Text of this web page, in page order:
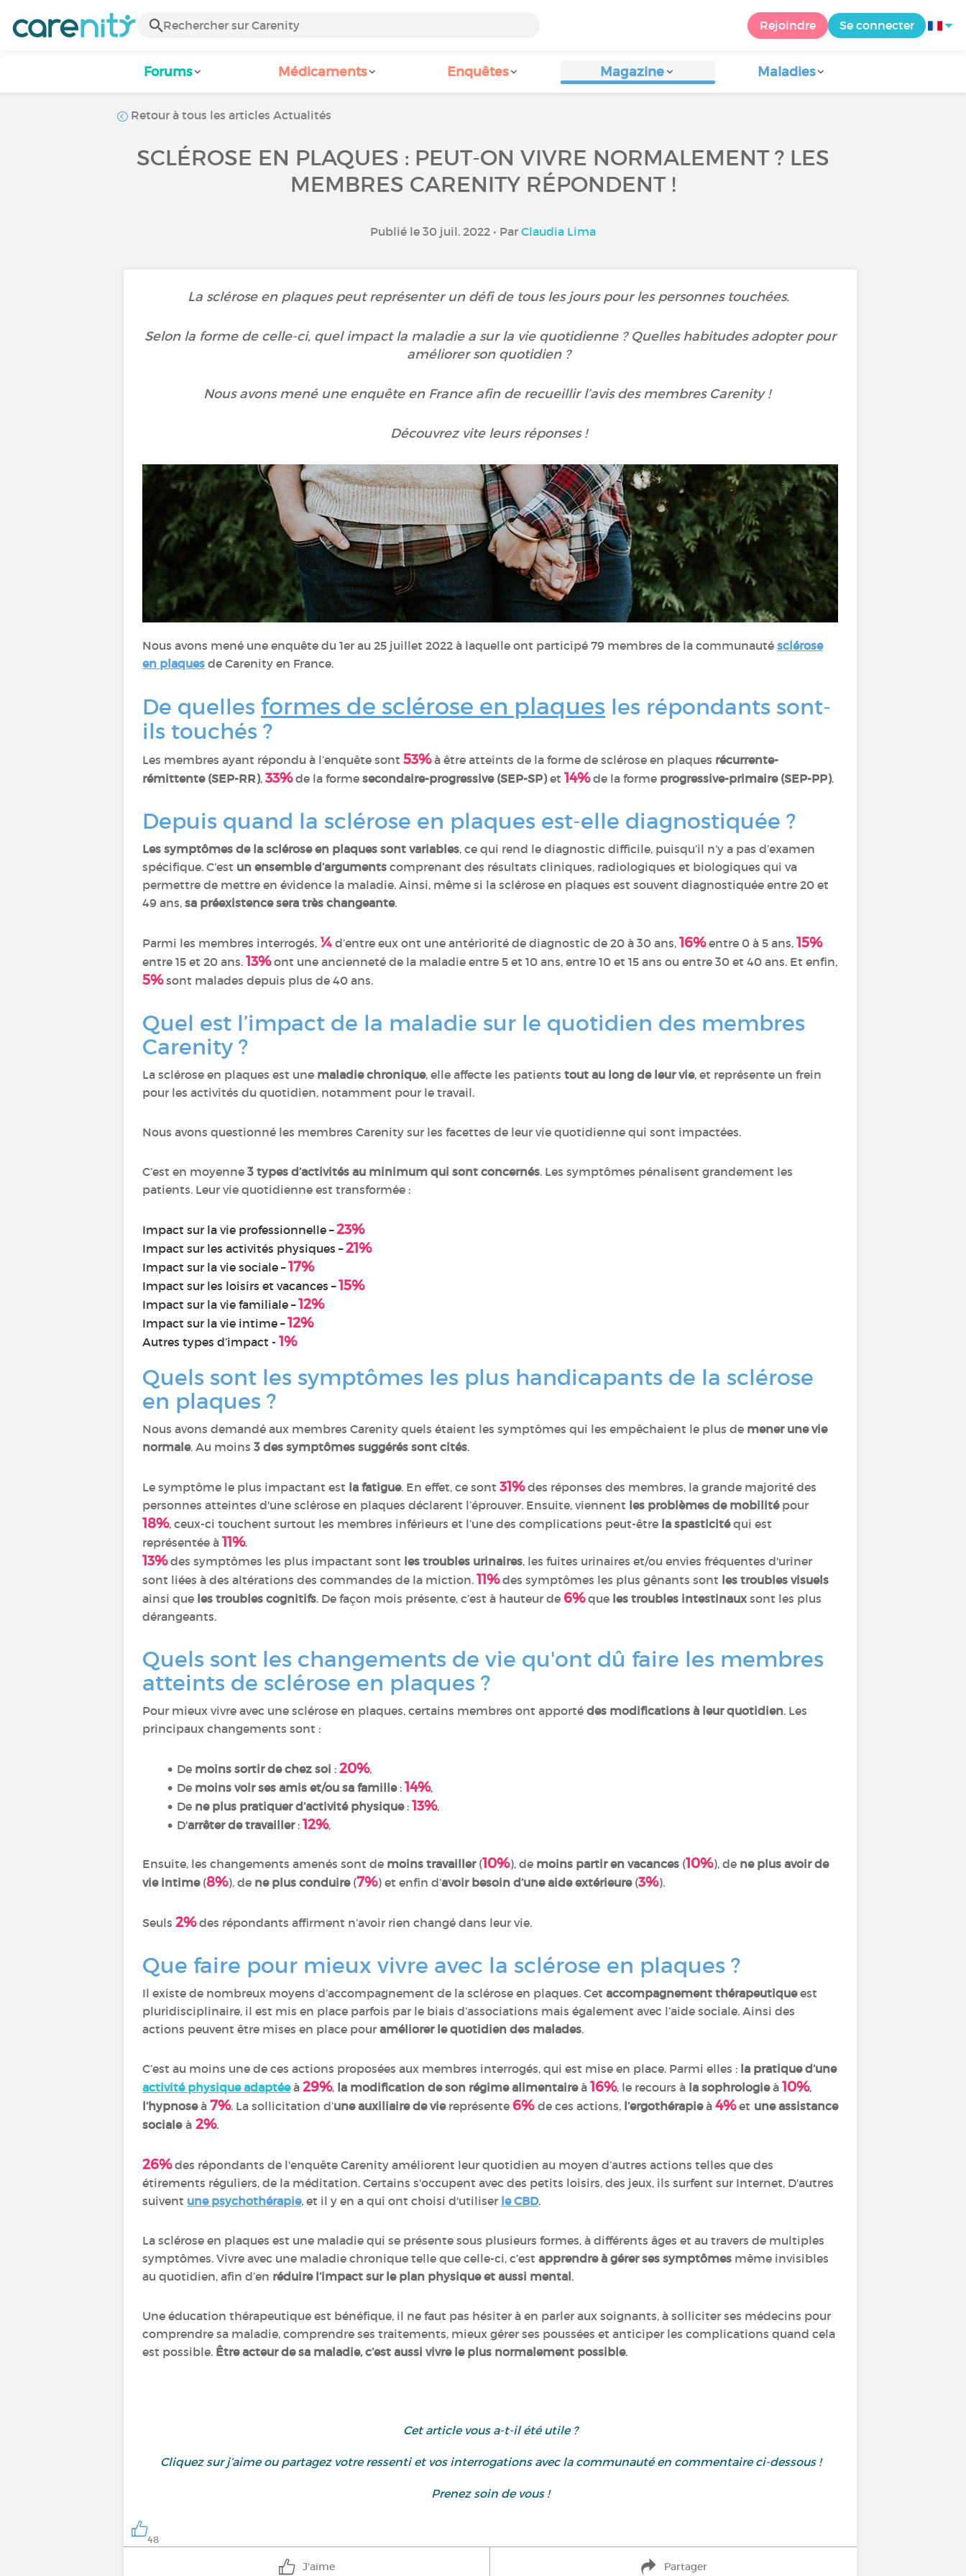
Rejoindre Se connecter
Forums Médicaments Enquêtes Magazine Maladies
Retour à tous les articles Actualités
SCLÉROSE EN PLAQUES : PEUT-ON VIVRE NORMALEMENT ? LES
MEMBRES CARENITY RÉPONDENT !
Publié le 30 juil. 2022 • Par Claudia Lima
La sclérose en plaques peut représenter un défi de tous les jours pour les personnes touchées.
Selon la forme de celle-ci, quel impact la maladie a sur la vie quotidienne ? Quelles habitudes adopter pour
améliorer son quotidien ?
Nous avons mené une enquête en France afin de recueillir l’avis des membres Carenity !
Découvrez vite leurs réponses !
Nous avons mené une enquête du 1er au 25 juillet 2022 à laquelle ont participé 79 membres de la communauté sclérose
en plaques de Carenity en France.
De quelles formes de sclérose en plaques les répondants sont-
ils touchés ?
Les membres ayant répondu à l’enquête sont 53%à être atteints de la forme de sclérose en plaques récurrente-
rémittente (SEP-RR), 33%de la forme secondaire-progressive (SEP-SP)et 14%de la forme progressive-primaire (SEP-PP).
Depuis quand la sclérose en plaques est-elle diagnostiquée ?
Les symptômes de la sclérose en plaques sont variables, ce qui rend le diagnostic difficile, puisqu’il n’y a pas d’examen
spécifique. C’est un ensemble d’arguments comprenant des résultats cliniques, radiologiques et biologiques qui va
permettre de mettre en évidence la maladie. Ainsi, même si la sclérose en plaques est souvent diagnostiquée entre 20 et
49 ans, sa préexistence sera très changeante.
Parmi les membres interrogés, ¼ d’entre eux ont une antériorité de diagnostic de 20 à 30 ans, 16%entre 0 à 5 ans, 15%
entre 15 et 20 ans. 13%ont une ancienneté de la maladie entre 5 et 10 ans, entre 10 et 15 ans ou entre 30 et 40 ans. Et enfin,
5%sont malades depuis plus de 40 ans.
Quel est l’impact de la maladie sur le quotidien des membres
Carenity ?
La sclérose en plaques est une maladie chronique, elle affecte les patients tout au long de leur vie, et représente un frein
pour les activités du quotidien, notamment pour le travail.
Nous avons questionné les membres Carenity sur les facettes de leur vie quotidienne qui sont impactées.
C’est en moyenne 3 types d’activités au minimum qui sont concernés. Les symptômes pénalisent grandement les
patients. Leur vie quotidienne est transformée :
Impact sur la vie professionnelle –23%
Impact sur les activités physiques –21%
Impact sur la vie sociale –17%
Impact sur les loisirs et vacances –15%
Impact sur la vie familiale –12%
Impact sur la vie intime –12%
Autres types d’impact - 1%
Quels sont les symptômes les plus handicapants de la sclérose
en plaques ?
Nous avons demandé aux membres Carenity quels étaient les symptômes qui les empêchaient le plus de mener une vie
normale. Au moins 3 des symptômes suggérés sont cités.
Le symptôme le plus impactant est la fatigue. En effet, ce sont 31%des réponses des membres, la grande majorité des
personnes atteintes d'une sclérose en plaques déclarent l’éprouver. Ensuite, viennent les problèmes de mobilitépour
18%, ceux-ci touchent surtout les membres inférieurs et l’une des complications peut-être la spasticitéqui est
représentée à 11%.
13%des symptômes les plus impactant sont les troubles urinaires, les fuites urinaires et/ou envies fréquentes d'uriner
sont liées à des altérations des commandes de la miction. 11%des symptômes les plus gênants sont les troubles visuels
ainsi que les troubles cognitifs. De façon mois présente, c’est à hauteur de 6%que les troubles intestinauxsont les plus
dérangeants.
Quels sont les changements de vie qu'ont dû faire les membres
atteints de sclérose en plaques ?
Pour mieux vivre avec une sclérose en plaques, certains membres ont apporté des modifications à leur quotidien. Les
principaux changements sont :
De moins sortir de chez soi : 20%,
De moins voir ses amis et/ou sa famille: 14%,
De ne plus pratiquer d’activité physique: 13%,
D'arrêter de travailler: 12%,
Ensuite, les changements amenés sont de moins travailler(10%), de moins partir en vacances (10%), de ne plus avoir de
vie intime(8%), de ne plus conduire(7%) et enfin d’avoir besoin d’une aide extérieure(3%).
Seuls 2%des répondants affirment n’avoir rien changé dans leur vie.
Que faire pour mieux vivre avec la sclérose en plaques ?
Il existe de nombreux moyens d’accompagnement de la sclérose en plaques. Cet accompagnement thérapeutiqueest
pluridisciplinaire, il est mis en place parfois par le biais d’associations mais également avec l’aide sociale. Ainsi des
actions peuvent être mises en place pour améliorer le quotidien des malades.
C’est au moins une de ces actions proposées aux membres interrogés, qui est mise en place. Parmi elles : la pratique d’une
activité physique adaptéeà 29%, la modification de son régime alimentaireà 16%, le recours à la sophrologieà 10%,
l’hypnoseà 7%. La sollicitation d’une auxiliaire de viereprésente 6% de ces actions, l’ergothérapieà 4%et une assistance
sociale à 2%.
26%des répondants de l'enquête Carenity améliorent leur quotidien au moyen d’autres actions telles que des
étirements réguliers, de la méditation. Certains s'occupent avec des petits loisirs, des jeux, ils surfent sur Internet, D'autres
suivent une psychothérapie, et il y en a qui ont choisi d'utiliser le CBD.
La sclérose en plaques est une maladie qui se présente sous plusieurs formes, à différents âges et au travers de multiples
symptômes. Vivre avec une maladie chronique telle que celle-ci, c’est apprendre à gérer ses symptômes même invisibles
au quotidien, afin d’en réduire l’impact sur le plan physique et aussi mental.
Une éducation thérapeutique est bénéfique, il ne faut pas hésiter à en parler aux soignants, à solliciter ses médecins pour
comprendre sa maladie, comprendre ses traitements, mieux gérer ses poussées et anticiper les complications quand cela
est possible. Être acteur de sa maladie, c’est aussi vivre le plus normalement possible.
Cet article vous a-t-il été utile ?
Cliquez sur j’aime ou partagez votre ressenti et vos interrogations avec la communauté en commentaire ci-dessous !
Prenez soin de vous !
48
J'aime Partager